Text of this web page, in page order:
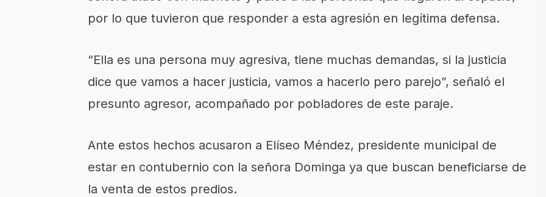
por lo que tuvieron que responder a esta agresión en legítima defensa.
“Ella es una persona muy agresiva, tiene muchas demandas, si la justicia
dice que vamos a hacer justicia, vamos a hacerlo pero parejo”, señaló el
presunto agresor, acompañado por pobladores de este paraje.
Ante estos hechos acusaron a Elíseo Méndez, presidente municipal de
estar en contubernio con la señora Dominga ya que buscan beneficiarse de
la venta de estos predios.